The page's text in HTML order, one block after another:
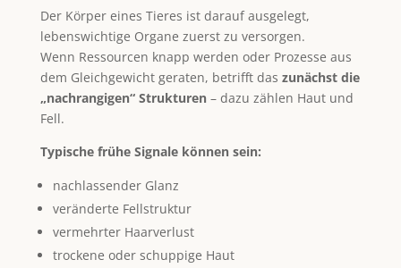
Der Körper eines Tieres ist darauf ausgelegt,
lebenswichtige Organe zuerst zu versorgen.
Wenn Ressourcen knapp werden oder Prozesse aus
dem Gleichgewicht geraten, betrifft das zunächst die
„nachrangigen“ Strukturen– dazu zählen Haut und
Fell.
Typische frühe Signale können sein:
nachlassender Glanz
veränderte Fellstruktur
vermehrter Haarverlust
trockene oder schuppige Haut